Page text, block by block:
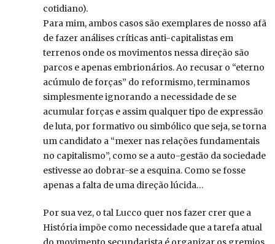
cotidiano).
Para mim, ambos casos são exemplares de nosso afã
de fazer análises críticas anti-capitalistas em
terrenos onde os movimentos nessa direção são
parcos e apenas embrionários. Ao recusar o “eterno
acúmulo de forças” do reformismo, terminamos
simplesmente ignorando a necessidade de se
acumular forças e assim qualquer tipo de expressão
de luta, por formativo ou simbólico que seja, se torna
um candidato a “mexer nas relações fundamentais
no capitalismo”, como se a auto-gestão da sociedade
estivesse ao dobrar-se a esquina. Como se fosse
apenas a falta de uma direção lúcida…
Por sua vez, o tal Lucco quer nos fazer crer que a
História impõe como necessidade que a tarefa atual